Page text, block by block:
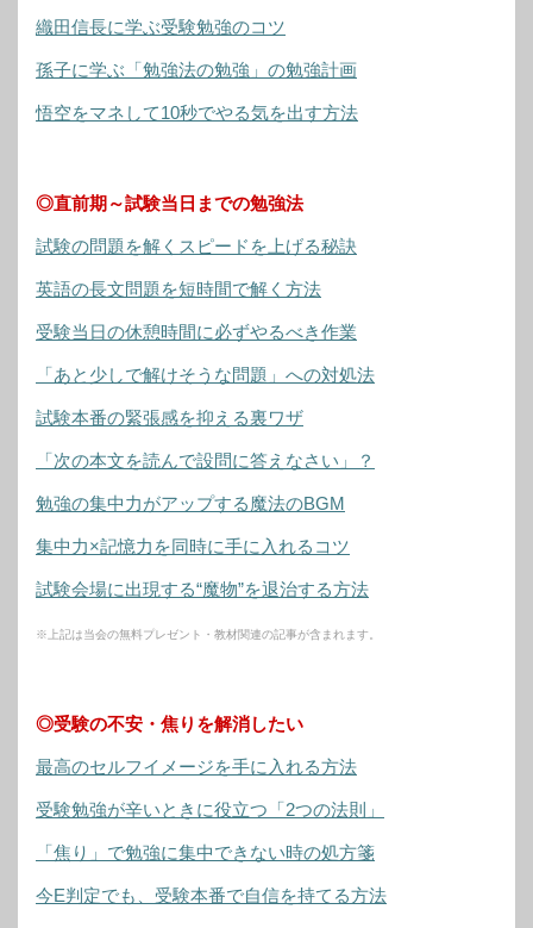
織田信長に学ぶ受験勉強のコツ
孫子に学ぶ「勉強法の勉強」の勉強計画
悟空をマネして10秒でやる気を出す方法
◎直前期～試験当日までの勉強法
試験の問題を解くスピードを上げる秘訣
英語の長文問題を短時間で解く方法
受験当日の休憩時間に必ずやるべき作業
「あと少しで解けそうな問題」への対処法
試験本番の緊張感を抑える裏ワザ
「次の本文を読んで設問に答えなさい」？
勉強の集中力がアップする魔法のBGM
集中力×記憶力を同時に手に入れるコツ
試験会場に出現する“魔物”を退治する方法
※上記は当会の無料プレゼント・教材関連の記事が含まれます。
◎受験の不安・焦りを解消したい
最高のセルフイメージを手に入れる方法
受験勉強が辛いときに役立つ「2つの法則」
「焦り」で勉強に集中できない時の処方箋
今E判定でも、受験本番で自信を持てる方法